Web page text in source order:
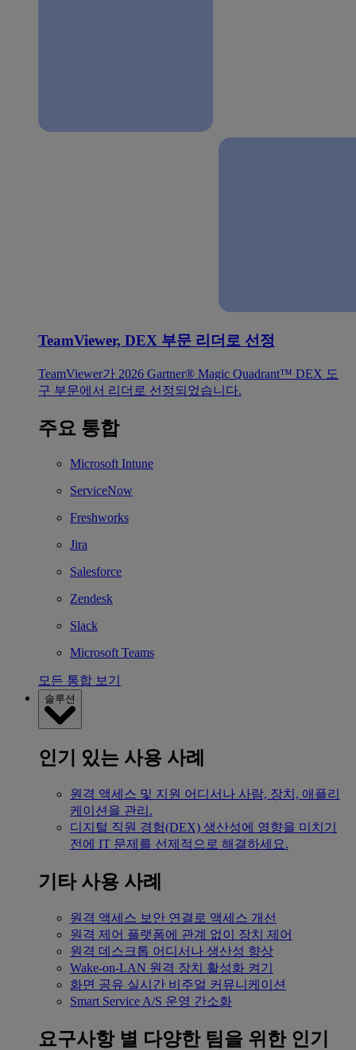
TeamViewer, DEX 부문 리더로 선정
TeamViewer가 2026 Gartner® Magic Quadrant™ DEX 도
구 부문에서 리더로 선정되었습니다.
주요 통합
Microsoft Intune
ServiceNow
Freshworks
Jira
Salesforce
Zendesk
Slack
Microsoft Teams
모든 통합 보기
솔루션
인기 있는 사용 사례
원격 액세스 및 지원 어디서나 사람, 장치, 애플리
케이션을 관리.
디지털 직원 경험(DEX) 생산성에 영향을 미치기
전에 IT 문제를 선제적으로 해결하세요.
기타 사용 사례
원격 액세스 보안 연결로 액세스 개선
원격 제어 플랫폼에 관계 없이 장치 제어
원격 데스크톱 어디서나 생산성 향상
Wake-on-LAN 원격 장치 활성화 켜기
화면 공유 실시간 비주얼 커뮤니케이션
Smart Service A/S 운영 간소화
요구사항 별 다양한 팀을 위한 인기